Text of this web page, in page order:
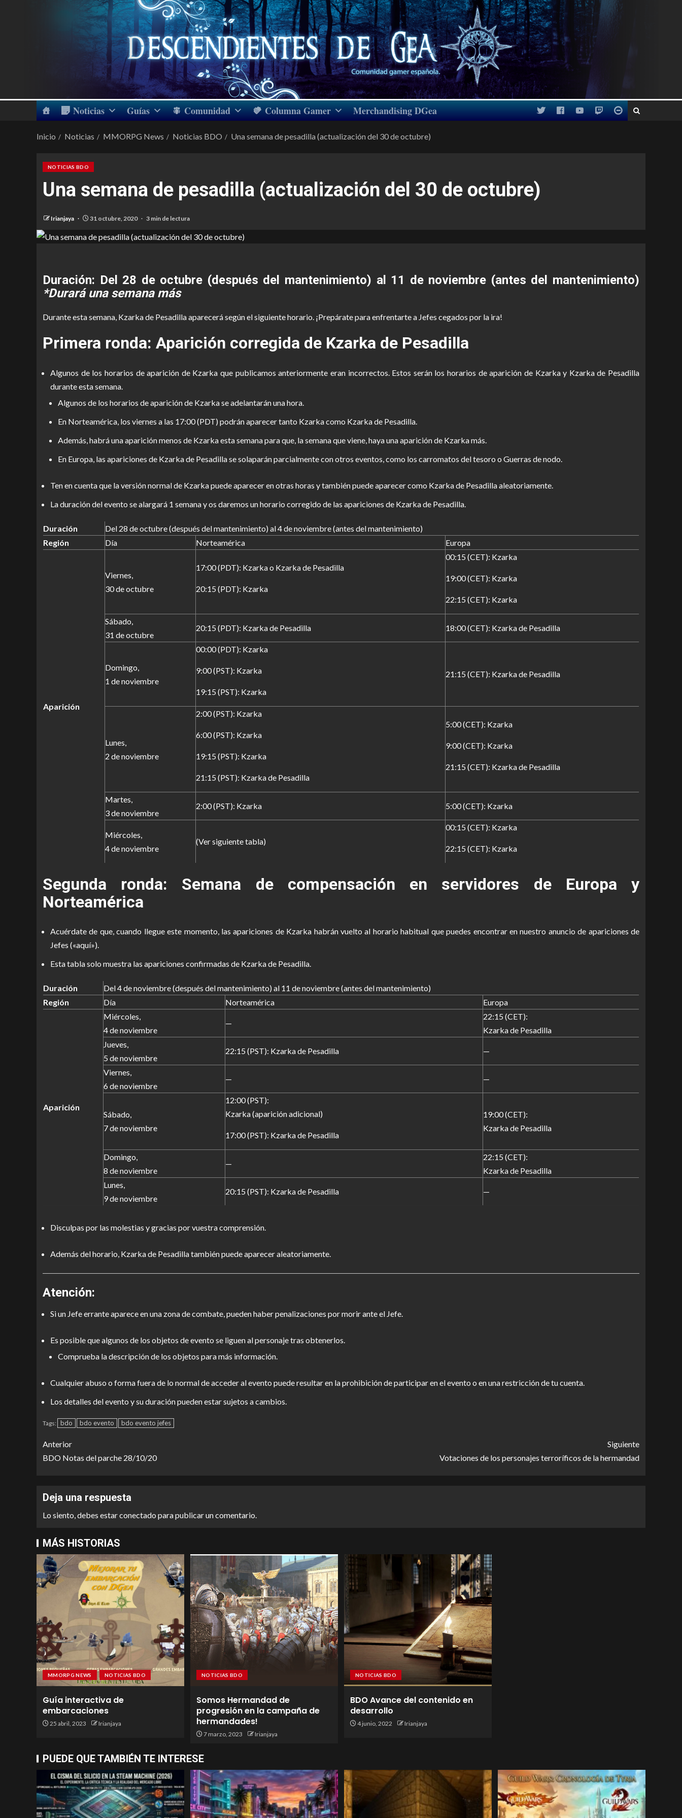
Noticias Guías Comunidad Columna Gamer Merchandising DGea
Inicio Noticias MMORPG News Noticias BDO Una semana de pesadilla (actualización del 30 de octubre)
NOTICIAS BDO
Una semana de pesadilla (actualización del 30 de octubre)
Irianjaya 31 octubre, 2020 3 min de lectura
Duración: Del 28 de octubre (después del mantenimiento) al 11 de noviembre (antes del mantenimiento)
*Durará una semana más
Durante esta semana, Kzarka de Pesadilla aparecerá según el siguiente horario. ¡Prepárate para enfrentarte a Jefes cegados por la ira!
Primera ronda: Aparición corregida de Kzarka de Pesadilla
Algunos de los horarios de aparición de Kzarka que publicamos anteriormente eran incorrectos. Estos serán los horarios de aparición de Kzarka y Kzarka de Pesadilla
durante esta semana.
Algunos de los horarios de aparición de Kzarka se adelantarán una hora.
En Norteamérica, los viernes a las 17:00 (PDT) podrán aparecer tanto Kzarka como Kzarka de Pesadilla.
Además, habrá una aparición menos de Kzarka esta semana para que, la semana que viene, haya una aparición de Kzarka más.
En Europa, las apariciones de Kzarka de Pesadilla se solaparán parcialmente con otros eventos, como los carromatos del tesoro o Guerras de nodo.
Ten en cuenta que la versión normal de Kzarka puede aparecer en otras horas y también puede aparecer como Kzarka de Pesadilla aleatoriamente.
La duración del evento se alargará 1 semana y os daremos un horario corregido de las apariciones de Kzarka de Pesadilla.
Duración
Del 28 de octubre (después del mantenimiento) al 4 de noviembre (antes del mantenimiento)
Región
Día Norteamérica Europa
Aparición
Viernes,
30 de octubre
17:00 (PDT): Kzarka o Kzarka de Pesadilla
20:15 (PDT): Kzarka
00:15 (CET): Kzarka
19:00 (CET): Kzarka
22:15 (CET): Kzarka
Sábado,
31 de octubre
20:15 (PDT): Kzarka de Pesadilla 18:00 (CET): Kzarka de Pesadilla
Domingo,
1 de noviembre
00:00 (PDT): Kzarka
9:00 (PST): Kzarka
19:15 (PST): Kzarka
21:15 (CET): Kzarka de Pesadilla
Lunes,
2 de noviembre
2:00 (PST): Kzarka
6:00 (PST): Kzarka
19:15 (PST): Kzarka
21:15 (PST): Kzarka de Pesadilla
5:00 (CET): Kzarka
9:00 (CET): Kzarka
21:15 (CET): Kzarka de Pesadilla
Martes,
3 de noviembre
2:00 (PST): Kzarka 5:00 (CET): Kzarka
Miércoles,
4 de noviembre
(Ver siguiente tabla)
00:15 (CET): Kzarka
22:15 (CET): Kzarka
Segunda ronda: Semana de compensación en servidores de Europa y
Norteamérica
Acuérdate de que, cuando llegue este momento, las apariciones de Kzarka habrán vuelto al horario habitual que puedes encontrar en nuestro anuncio de apariciones de
Jefes («aquí»).
Esta tabla solo muestra las apariciones confirmadas de Kzarka de Pesadilla.
Duración
Del 4 de noviembre (después del mantenimiento) al 11 de noviembre (antes del mantenimiento)
Región
Día Norteamérica Europa
Aparición
Miércoles,
4 de noviembre
—
22:15 (CET):
Kzarka de Pesadilla
Jueves,
5 de noviembre
22:15 (PST): Kzarka de Pesadilla —
Viernes,
6 de noviembre
— —
Sábado,
7 de noviembre
12:00 (PST):
Kzarka (aparición adicional)
17:00 (PST): Kzarka de Pesadilla
19:00 (CET):
Kzarka de Pesadilla
Domingo,
8 de noviembre
—
22:15 (CET):
Kzarka de Pesadilla
Lunes,
9 de noviembre
20:15 (PST): Kzarka de Pesadilla —
Disculpas por las molestias y gracias por vuestra comprensión.
Además del horario, Kzarka de Pesadilla también puede aparecer aleatoriamente.
Atención:
Si un Jefe errante aparece en una zona de combate, pueden haber penalizaciones por morir ante el Jefe.
Es posible que algunos de los objetos de evento se liguen al personaje tras obtenerlos.
Comprueba la descripción de los objetos para más información.
Cualquier abuso o forma fuera de lo normal de acceder al evento puede resultar en la prohibición de participar en el evento o en una restricción de tu cuenta.
Los detalles del evento y su duración pueden estar sujetos a cambios.
Tags: bdo bdo evento bdo evento jefes
Anterior
BDO Notas del parche 28/10/20
Siguiente
Votaciones de los personajes terroríficos de la hermandad
Deja una respuesta
Lo siento, debes estarconectado para publicar un comentario.
MÁS HISTORIAS
MMORPG NEWS NOTICIAS BDO
Guía interactiva de
embarcaciones
25 abril, 2023 Irianjaya
NOTICIAS BDO
Somos Hermandad de
progresión en la campaña de
hermandades!
7 marzo, 2023 Irianjaya
NOTICIAS BDO
BDO Avance del contenido en
desarrollo
4 junio, 2022 Irianjaya
PUEDE QUE TAMBIÉN TE INTERESE